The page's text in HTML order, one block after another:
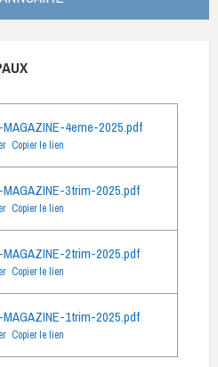
MAGAZINE-4eme-2025.pdf
Copier le lien
MAGAZINE-3trim-2025.pdf
Copier le lien
MAGAZINE-2trim-2025.pdf
Copier le lien
MAGAZINE-1trim-2025.pdf
Copier le lien